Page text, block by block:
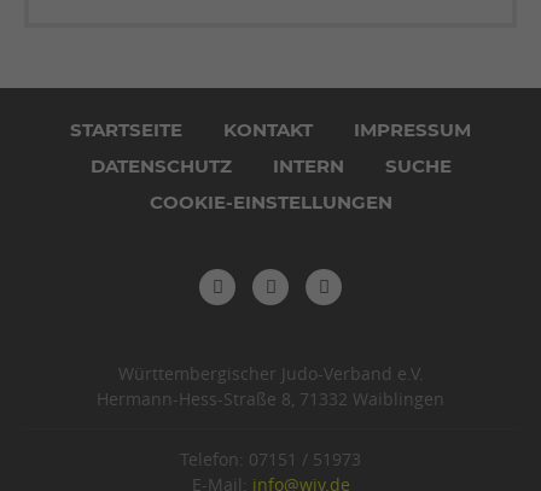
überspringen
STARTSEITE KONTAKT
IMPRESSUM
DATENSCHUTZ
INTERN
SUCHE
COOKIE-EINSTELLUNGEN
Württembergischer Judo-Verband e.V.
Hermann-Hess-Straße 8, 71332 Waiblingen
Telefon: 07151 / 51973
E-Mail: info@wjv.de